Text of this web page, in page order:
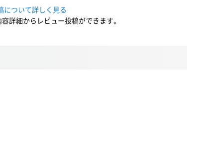
について詳しく見る
詳細からレビュー投稿ができます。